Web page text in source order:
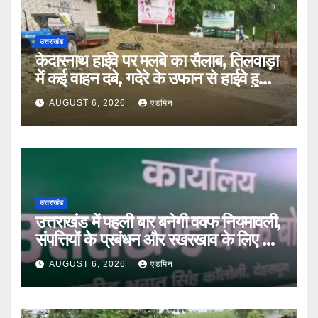
उत्तराखंड
केदारनाथ हाईवे पर मलबे का सैलाब, तिलवाड़ा
में कई वाहन दबे, गदेरे के उफान से हाईवे हुआ
बंदAUGUST 6, 2026 एडमिन
उत्तराखंड
उत्तराखंड में पहली बार बनेगी वक्फ नियमावली,
संपत्तियों के प्रबंधन और रखरखाव के लिए तय
होंगे स्पष्ट नियम
AUGUST 6, 2026 एडमिन